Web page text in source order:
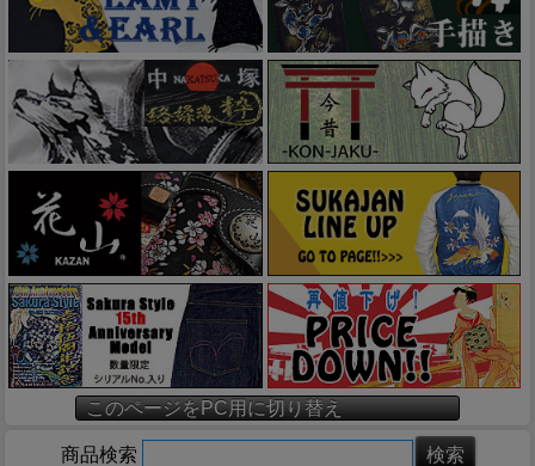
このページをPC用に切り替え
商品検索